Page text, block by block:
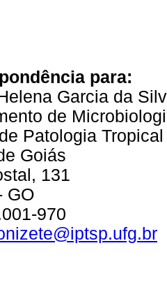
para:
Garcia da
de
Patologia
Goiás
131
GO
970